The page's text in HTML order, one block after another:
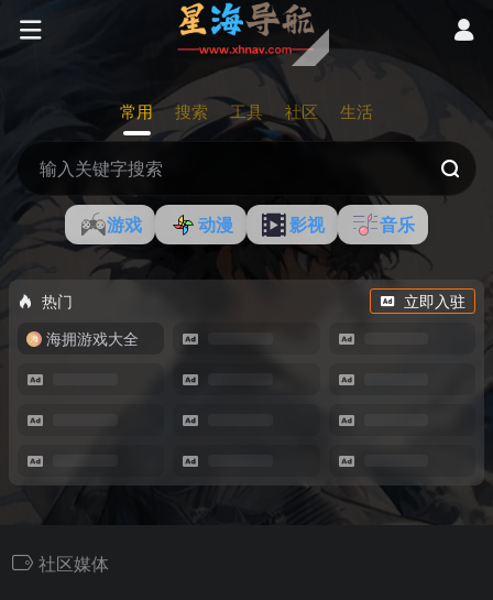
常用 搜索 工具 社区 生活
游戏 动漫 影视 音乐
热门
立即入驻
海拥游戏大全
社区媒体